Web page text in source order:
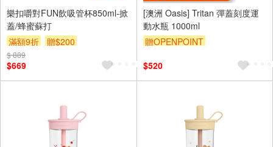
樂扣嚼對FUN飲吸管杯850ml-掀
蓋/蜂蜜蘇打
滿額9折
贈$200
$ 889
$669
[澳洲 Oasis] Tritan 彈蓋刻度運
動水瓶 1000ml
贈OPENPOINT
$520